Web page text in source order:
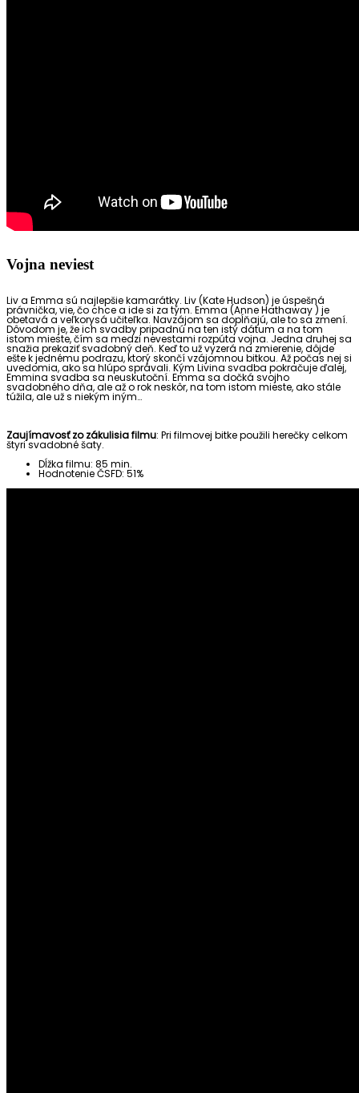
Vojna neviest
Liv a Emma sú najlepšie kamarátky. Liv (Kate Hudson) je úspešná
právnička, vie, čo chce a ide si za tým. Emma (Anne Hathaway ) je
obetavá a veľkorysá učiteľka. Navzájom sa dopĺňajú, ale to sa zmení.
Dôvodom je, že ich svadby pripadnú na ten istý dátum a na tom
istom mieste, čím sa medzi nevestami rozpúta vojna. Jedna druhej sa
snažia prekaziť svadobný deň. Keď to už vyzerá na zmierenie, dôjde
ešte k jednému podrazu, ktorý skončí vzájomnou bitkou. Až počas nej si
uvedomia, ako sa hlúpo správali. Kým Livina svadba pokračuje ďalej,
Emmina svadba sa neuskutoční. Emma sa dočká svojho
svadobného dňa, ale až o rok neskôr, na tom istom mieste, ako stále
túžila, ale už s niekým iným…
Zaujímavosť zo zákulisia filmu: Pri filmovej bitke použili herečky celkom
štyri svadobné šaty.
Dĺžka filmu: 85 min.
Hodnotenie ČSFD: 51%